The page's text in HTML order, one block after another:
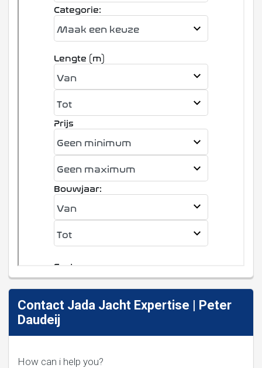
Contact Jada Jacht Expertise | Peter
Daudeij
How can i help you?